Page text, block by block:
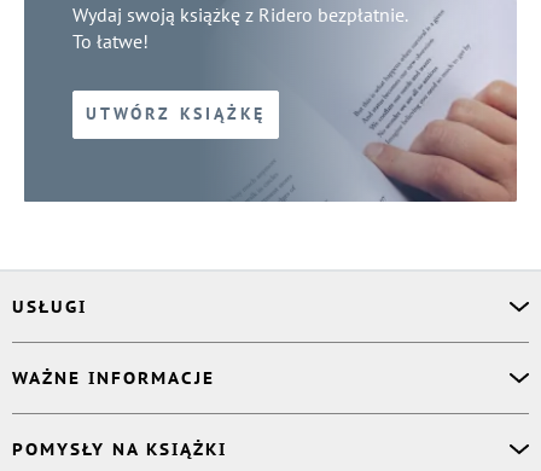
Wydaj swoją książkę z Ridero bezpłatnie.
To łatwe!
UTWÓRZ KSIĄŻKĘ
USŁUGI
Korektor
Projektant okładki
Druk Twojej książki
WAŻNE INFORMACJE
Książki Ridero
POMYSŁY NA KSIĄŻKI